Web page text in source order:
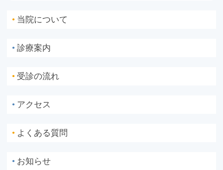
● 当院について
● 診療案内
● 受診の流れ
● アクセス
● よくある質問
● お知らせ